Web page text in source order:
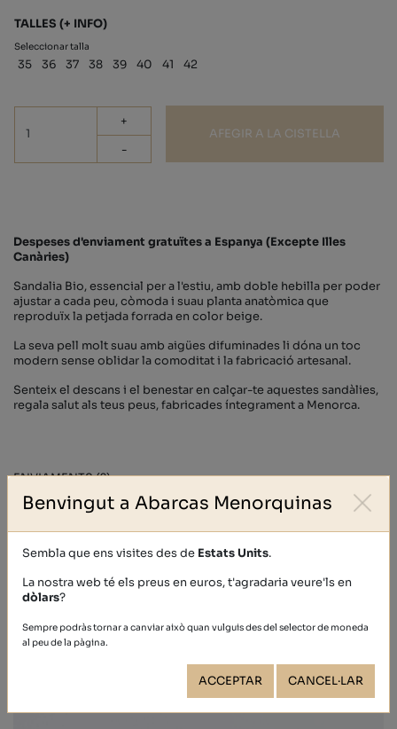
TALLES (+ INFO)
Seleccionar talla
35 36 37 38 39 40 41 42
+
-
AFEGIR A LA CISTELLA
Despeses d'enviament gratuïtes a Espanya (Excepte Illes
Canàries)
Sandalia Bio, essencial per a l'estiu, amb doble hebilla per poder
ajustar a cada peu, còmoda i suau planta anatòmica que
reproduïx la petjada forrada en color beige.
La seva pell molt suau amb aigües difuminades li dóna un toc
modern sense oblidar la comoditat i la fabricació artesanal.
Senteix el descans i el benestar en calçar-te aquestes sandàlies,
regala salut als teus peus, fabricades íntegrament a Menorca.
ENVIAMENTS (?)
DEVOLUCIONS (?)
Altres persones també van comprar
Benvingut a Abarcas Menorquinas
Sembla que ens visites des de Estats Units.
La nostra web té els preus en euros, t'agradaria veure'ls en
dòlars?
Sempre podràs tornar a canviar això quan vulguis des del selector de moneda
al peu de la pàgina.
ACCEPTAR CANCEL·LAR